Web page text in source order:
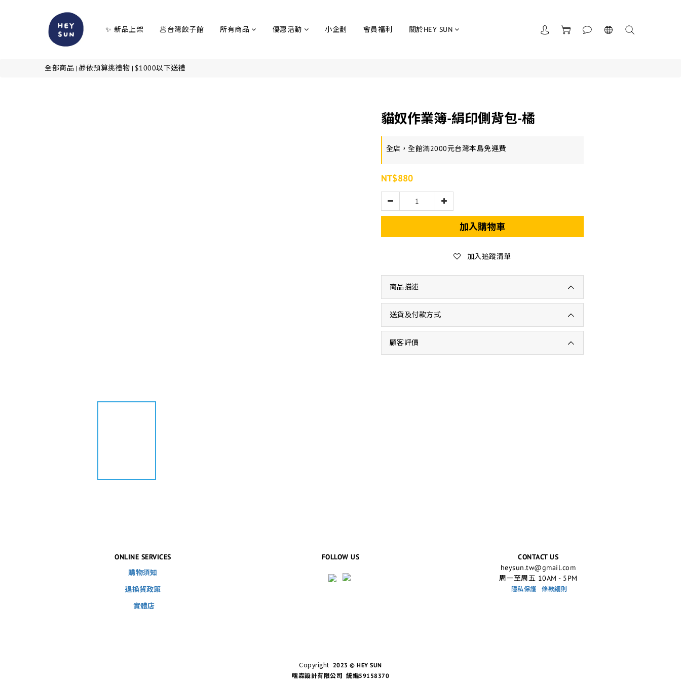
✨ 新品上架 🥟台灣餃子館 所有商品 優惠活動 小企劃 會員福利 關於HEY SUN
全部商品 | 🎁依預算挑禮物 | $1000以下送禮
貓奴作業簿-絹印側背包-橘
全店，全館滿2000元台灣本島免運費
NT$880
加入購物車
加入追蹤清單
商品描述
送貨及付款方式
顧客評價
ONLINE SERVICES
購物須知
退換貨政策
實體店
FOLLOW US
CONTACT US
heysun.tw@gmail.com
周一至周五 10AM - 5PM
隱私保護 條款細則
Copyright 2023 © HEY SUN
嘿森設計有限公司 統編59158370